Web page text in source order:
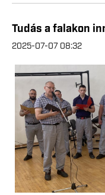
Tudás a falakon
2025-07-07 08:32